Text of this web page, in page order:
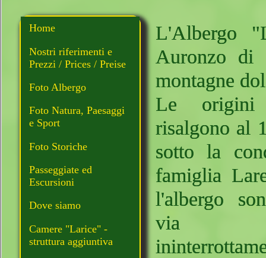
Home
Nostri riferimenti e
Prezzi / Prices / Preise
Foto Albergo
Foto Natura, Paesaggi
e Sport
Foto Storiche
Passeggiate ed
Escursioni
Dove siamo
Camere "Larice" -
struttura aggiuntiva
L'Albergo
Auronzo di
montagne
Le origini
risalgono al
sotto la
famiglia
l'albergo
via